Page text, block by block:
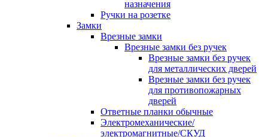
назначения
Ручки на розетке
Замки
Врезные замки
Врезные замки без ручек
Врезные замки без ручек
для металлических дверей
Врезные замки без ручек
для противопожарных
дверей
Ответные планки обычные
Электромеханические/
электромагнитные/СКУД